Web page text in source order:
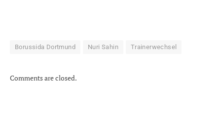
Borussida Dortmund Nuri Sahin Trainerwechsel
Comments are closed.